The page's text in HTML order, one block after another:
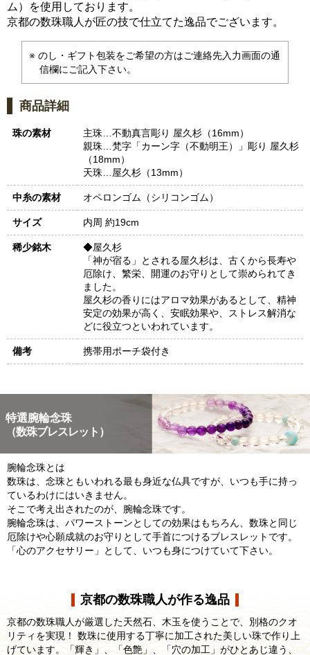
ム）を使用しております。
京都の数珠職人が匠の技で仕立てた逸品でございます。
のし・ギフト包装をご希望の方はご連絡先入力画面の通
信欄にご記入下さい。
商品詳細
珠の素材
主珠…不動真言彫り 屋久杉（16mm）
親珠…梵字「カーン字（不動明王）」彫り 屋久杉
（18mm）
天珠…屋久杉（13mm）
中糸の素材 オペロンゴム（シリコンゴム）
サイズ 内周 約19cm
稀少銘木
◆屋久杉
「神が宿る」とされる屋久杉は、古くから長寿や
厄除け、繁栄、開運のお守りとして崇められてき
ました。
屋久杉の香りにはアロマ効果があるとして、精神
安定の効果が高く、安眠効果や、ストレス解消な
どに役立つといわれています。
備考 携帯用ポーチ袋付き
特選腕輪念珠
（数珠ブレスレット）
腕輪念珠とは
数珠は、念珠ともいわれる最も身近な仏具ですが、いつも手に持っ
ているわけにはいきません。
そこで考え出されたのが、腕輪念珠です。
腕輪念珠は、パワーストーンとしての効果はもちろん、数珠と同じ
厄除けや心願成就のお守りとして手首につけるブレスレットです。
「心のアクセサリー」として、いつも身につけていて下さい。
京都の数珠職人が作る逸品
京都の数珠職人が厳選した天然石、木玉を使うことで、別格のクオ
リティを実現！ 数珠に使用する丁寧に加工された美しい珠で作り上
げています。「輝き」、「色艶」、「穴の加工」がひとあじ違う、